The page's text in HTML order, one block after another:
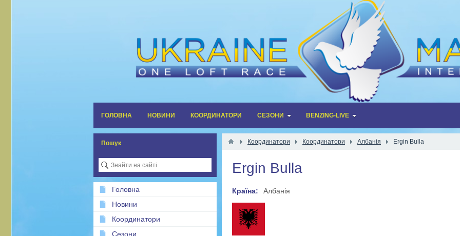
ГОЛОВНА НОВИНИ КООРДИНАТОРИ СЕЗОНИ BENZING-LIVE
Координатори Координатори Албанія Ergin Bulla
Ergin Bulla
Країна: Албанія
Пошук
Головна
Новини
Координатори
Сезони